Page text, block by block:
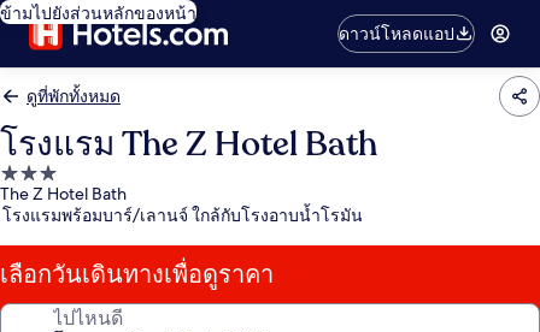
ข้ามไปยังส่วนหลักของหน้า
ดาวน์โหลดแอป
ดูที่พักทั้งหมด
โรงแรม The Z Hotel Bath
ที่พัก
3.0
The Z Hotel Bath
โรงแรมพร้อมบาร์/เลานจ์ ใกล้กับโรงอาบน้ำโรมัน
เลือกวันเดินทางเพื่อดูราคา
ไปไหนดี